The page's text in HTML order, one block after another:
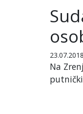
23.07.2018
Na